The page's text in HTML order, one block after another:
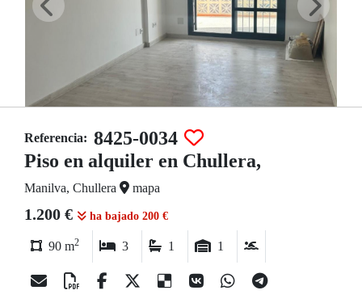
Referencia: 8425-0034
Piso en alquiler en Chullera,
Manilva, Chullera mapa
1.200 € ha bajado 200 €
90 m2 3 1 1